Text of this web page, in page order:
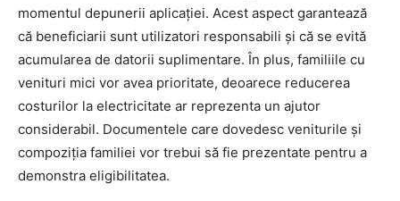
momentul depunerii aplicației. Acest aspect garantează
că beneficiarii sunt utilizatori responsabili și că se evită
acumularea de datorii suplimentare. În plus, familiile cu
venituri mici vor avea prioritate, deoarece reducerea
costurilor la electricitate ar reprezenta un ajutor
considerabil. Documentele care dovedesc veniturile și
compoziția familiei vor trebui să fie prezentate pentru a
demonstra eligibilitatea.